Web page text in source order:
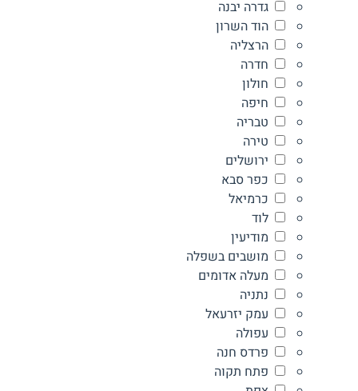
גדרה יבנה
הוד השרון
הרצליה
חדרה
חולון
חיפה
טבריה
טירה
ירושלים
כפר סבא
כרמיאל
לוד
מודיעין
מושבים בשפלה
מעלה אדומים
נתניה
עמק יזרעאל
עפולה
פרדס חנה
פתח תקוה